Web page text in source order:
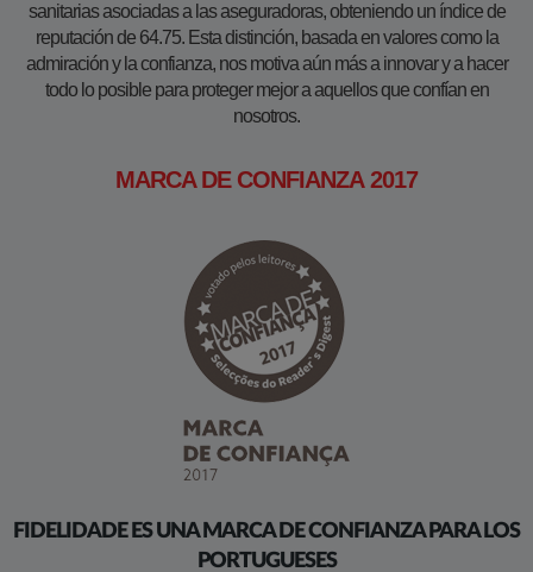
sanitarias asociadas a las aseguradoras, obteniendo un índice de
reputación de 64.75. Esta distinción, basada en valores como la
admiración y la confianza, nos motiva aún más a innovar y a hacer
todo lo posible para proteger mejor a aquellos que confían en
nosotros.
MARCA DE CONFIANZA 2017
FIDELIDADE ES UNA MARCA DE CONFIANZA PARA LOS
PORTUGUESES